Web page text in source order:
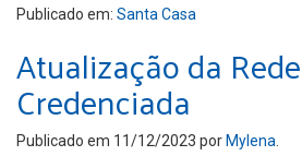
Publicado em: Santa Casa
Atualização da Rede
Credenciada
Publicado em 11/12/2023 por Mylena